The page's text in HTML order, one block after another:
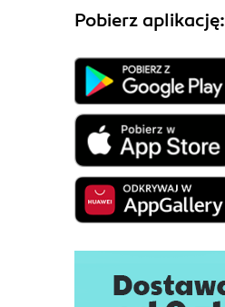
Pobierz aplikację: